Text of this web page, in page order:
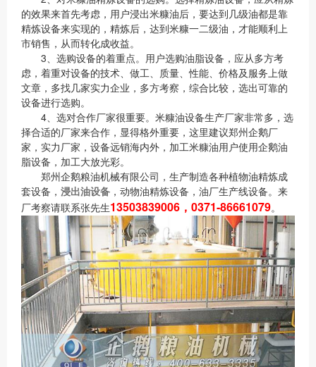
的效果来首先考虑，用户浸出米糠油后，要达到几级油都是靠
精炼设备来实现的，精炼后，达到米糠一二级油，才能顺利上
市销售，从而转化成收益。
3、选购设备的着重点。用户选购油脂设备，应从多方考
虑，着重对设备的技术、做工、质量、性能、价格及服务上做
文章，多找几家实力企业，多方考察，综合比较，选出可靠的
设备进行选购。
4、选对合作厂家很重要。米糠油设备生产厂家非常多，选
择合适的厂家来合作，显得格外重要，这里建议郑州企鹅厂
家，实力厂家，设备远销海内外，加工米糠油用户使用企鹅油
脂设备，加工大放光彩。
郑州企鹅粮油机械有限公司，生产制造各种植物油精炼成
套设备， 浸出油设备 ，动物油精炼设备，油厂生产线设备。来
厂考察请联系张先生13503839006，0371-86661079。